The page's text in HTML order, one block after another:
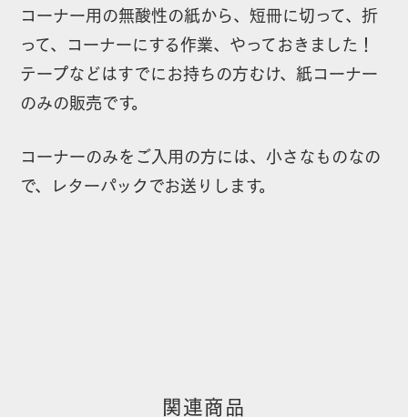
ッ
ト
（120
個）
コーナー用の無酸性の紙から、短冊に切って、折
って、コーナーにする作業、やっておきました！
テープなどはすでにお持ちの方むけ、紙コーナー
のみの販売です。
コーナーのみをご入用の方には、小さなものなの
で、レターパックでお送りします。
関連商品